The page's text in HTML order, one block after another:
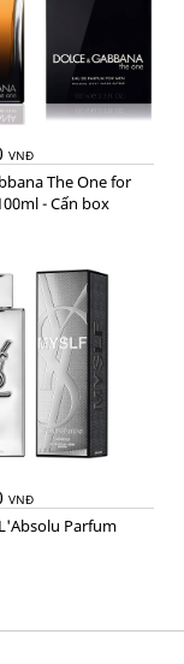
VNĐ
- Cấn box
VNĐ